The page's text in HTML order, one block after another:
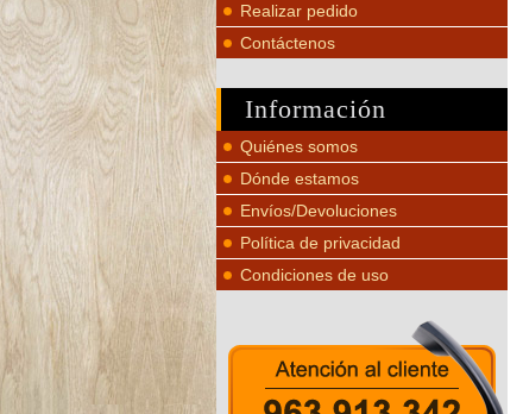
Realizar pedido
Contáctenos
Información
Quiénes somos
Dónde estamos
Envíos/Devoluciones
Política de privacidad
Condiciones de uso